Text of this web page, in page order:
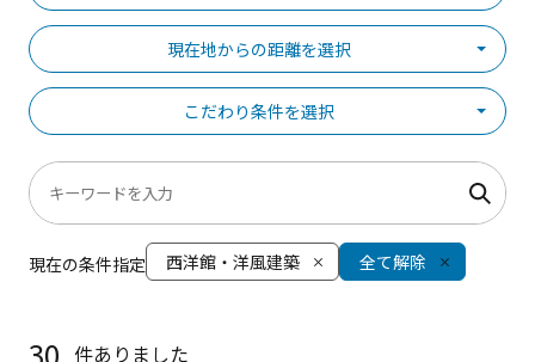
現在地からの距離を選択
こだわり条件を選択
現在の条件指定 西洋館・洋風建築 全て解除
件ありました